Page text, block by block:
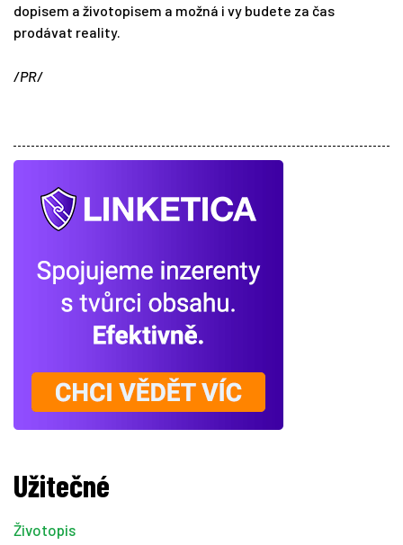
dopisem a životopisem a možná i vy budete za čas
prodávat reality.
/PR/
Užitečné
Životopis